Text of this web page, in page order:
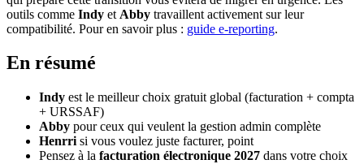
outils comme Indy et Abby travaillent activement sur leur
compatibilité. Pour en savoir plus : guide e-reporting.
En résumé
Indy est le meilleur choix gratuit global (facturation + compta
+ URSSAF)
Abby pour ceux qui veulent la gestion admin complète
Henrri si vous voulez juste facturer, point
Pensez à la facturation électronique 2027 dans votre choix